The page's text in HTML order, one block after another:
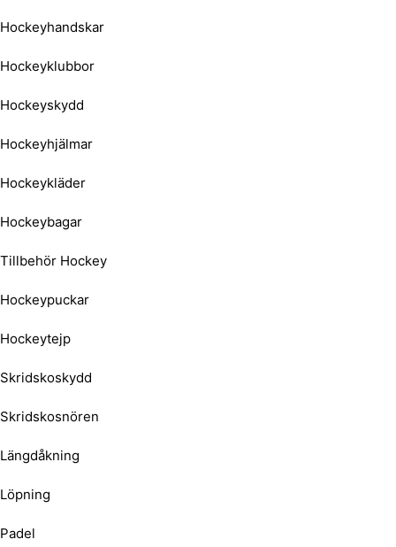
Hockeyhandskar
Hockeyklubbor
Hockeyskydd
Hockeyhjälmar
Hockeykläder
Hockeybagar
Tillbehör Hockey
Hockeypuckar
Hockeytejp
Skridskoskydd
Skridskosnören
Längdåkning
Löpning
Padel